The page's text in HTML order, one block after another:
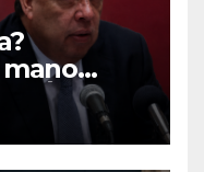
Ángel